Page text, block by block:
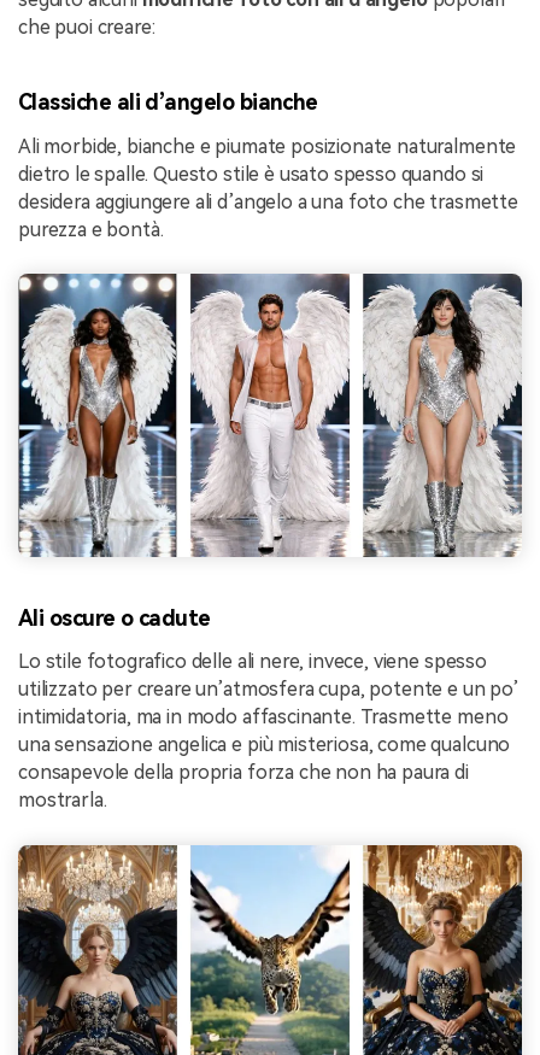
che puoi creare:
Classiche ali d’angelo bianche
Ali morbide, bianche e piumate posizionate naturalmente
dietro le spalle. Questo stile è usato spesso quando si
desidera aggiungere ali d’angelo a una foto che trasmette
purezza e bontà.
Ali oscure o cadute
Lo stile fotografico delle ali nere, invece, viene spesso
utilizzato per creare un’atmosfera cupa, potente e un po’
intimidatoria, ma in modo affascinante. Trasmette meno
una sensazione angelica e più misteriosa, come qualcuno
consapevole della propria forza che non ha paura di
mostrarla.